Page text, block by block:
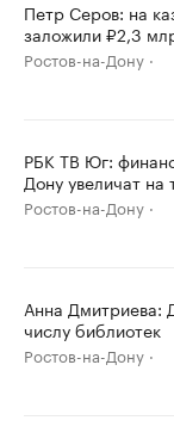
Петр Серов: на
заложили ₽2,3
Ростов-на-Дону
РБК ТВ Юг:
Дону увеличат на
Ростов-на-Дону
Анна Дмитриева:
числу библиотек
Ростов-на-Дону